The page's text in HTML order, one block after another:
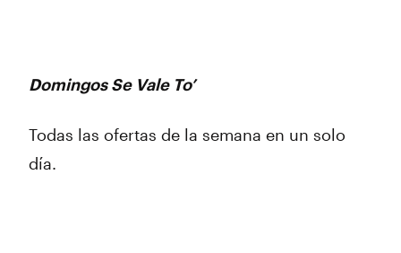
Domingos Se Vale To’
Todas las ofertas de la semana en un solo
día.